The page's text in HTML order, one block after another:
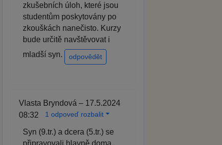
zkušebních úloh, které jsou
studentům poskytovány po
zkouškách nanečisto. Kurzy
bude určitě navštěvovat i
mladší syn.
odpovědět
Vlasta Bryndová – 17.5.2024
08:32
1 odpoveď rozbalit
Syn (9.tr.) a dcera (5.tr.) se
připravovali hlavně doma,